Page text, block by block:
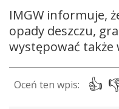
IMGW informuje,
opady deszczu,
występować także